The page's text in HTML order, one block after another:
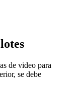
de video para
se debe